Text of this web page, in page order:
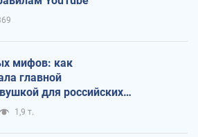
мифов: как
главной
для российских
1,9 т.